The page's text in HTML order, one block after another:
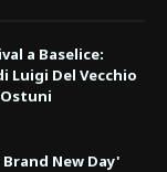
a Baselice:
Del Vecchio
New Day'